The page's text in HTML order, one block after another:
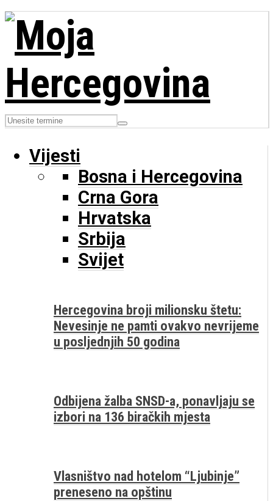
Vijesti
Bosna i Hercegovina
Crna Gora
Hrvatska
Srbija
Svijet
Hercegovina broji milionsku štetu:
Nevesinje ne pamti ovakvo nevrijeme
u posljednjih 50 godina
Odbijena žalba SNSD-a, ponavljaju se
izbori na 136 biračkih mjesta
Vlasništvo nad hotelom “Ljubinje”
preneseno na opštinu